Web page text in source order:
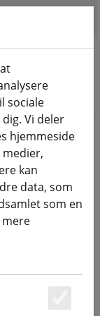
sociale
Vi deler
hjemmeside
kan
data, som
som en